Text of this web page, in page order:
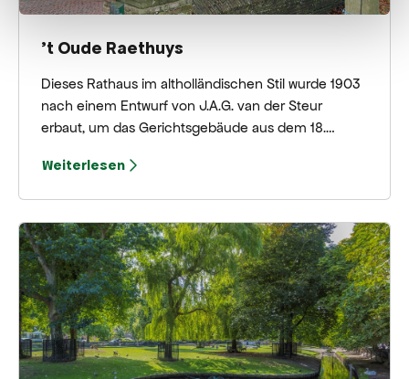
't Oude Raethuys
Dieses Rathaus im altholländischen Stil wurde 1903
nach einem Entwurf von J.A.G. van der Steur
erbaut, um das Gerichtsgebäude aus dem 18.
beherbergte es auch das „alte Bergen-Zimmer“ mit
Weiterlesen